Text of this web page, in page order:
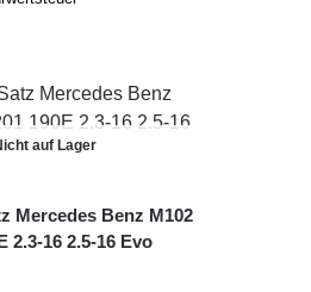
auf Lager
Mercedes Benz M102
2.3-16 2.5-16 Evo